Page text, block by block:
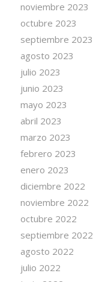
noviembre 2023
octubre 2023
septiembre 2023
agosto 2023
julio 2023
junio 2023
mayo 2023
abril 2023
marzo 2023
febrero 2023
enero 2023
diciembre 2022
noviembre 2022
octubre 2022
septiembre 2022
agosto 2022
julio 2022